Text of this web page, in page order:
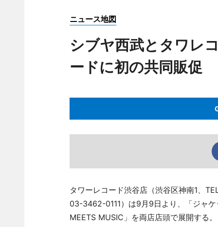
ニュース地図
シブヤ西武とタワレ
ードに初の共同販促
タワーレコード渋谷店（渋谷区神南1、
03-3462-0111）は9月9日より、「ジャ
MEETS MUSIC」を両店店頭で展開する。